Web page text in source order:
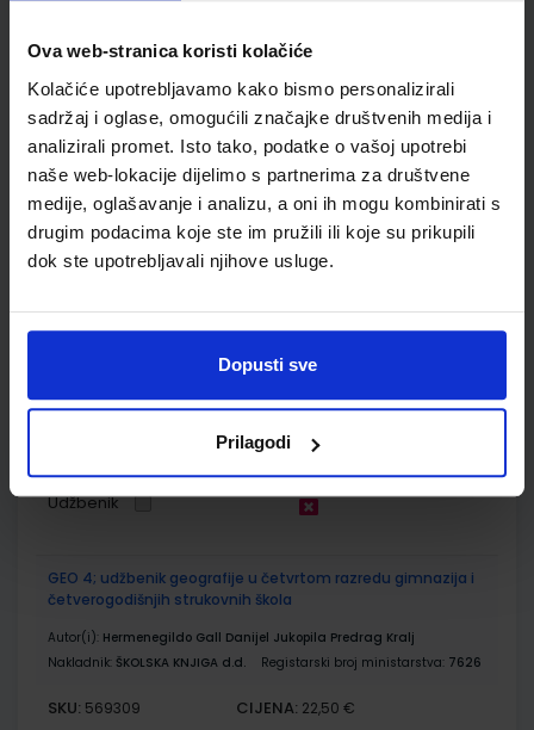
Ova web-stranica koristi kolačiće
Kolačiće upotrebljavamo kako bismo personalizirali
sadržaj i oglase, omogućili značajke društvenih medija i
analizirali promet. Isto tako, podatke o vašoj upotrebi
naše web-lokacije dijelimo s partnerima za društvene
medije, oglašavanje i analizu, a oni ih mogu kombinirati s
drugim podacima koje ste im pružili ili koje su prikupili
dok ste upotrebljavali njihove usluge.
Dopusti sve
Prilagodi
Registarski broj ministarstva:
SKU:569304 CIJENA:22,50 €
ŠIFRA OMOTA:
Udžbenik
KEMIJA 4; zbirka riješenih primjera i zadataka iz kemije za
Autor(i):Habuš Barić Tominac Dragobratović Liber Kučak Bajić
SKU:569305 CIJENA:14,00 €
Udžbenik
GEO 4; udžbenik geografije u četvrtom razredu gimnazija i
četverogodišnjih strukovnih škola
Autor(i): Hermenegildo Gall Danijel Jukopila Predrag Kralj
Nakladnik: ŠKOLSKA KNJIGA d.d. Registarski broj ministarstva: 7626
SKU: 569309 CIJENA: 22,50 €